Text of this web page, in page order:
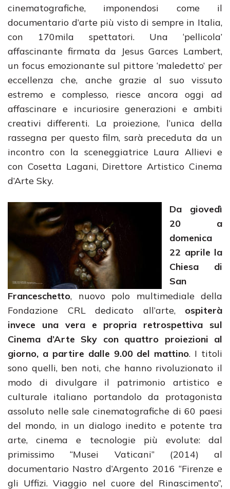
cinematografiche, imponendosi come il
documentario d’arte più visto di sempre in Italia,
con 170mila spettatori. Una ‘pellicola’
affascinante firmata da Jesus Garces Lambert,
un focus emozionante sul pittore ‘maledetto’ per
eccellenza che, anche grazie al suo vissuto
estremo e complesso, riesce ancora oggi ad
affascinare e incuriosire generazioni e ambiti
creativi differenti. La proiezione, l’unica della
rassegna per questo film, sarà preceduta da un
incontro con la sceneggiatrice Laura Allievi e
con Cosetta Lagani, Direttore Artistico Cinema
d’Arte Sky.
Da giovedì
20 a
domenica
22 aprile la
Chiesa di
San
Franceschetto, nuovo polo multimediale della
Fondazione CRL dedicato all’arte, ospiterà
invece una vera e propria retrospettiva sul
Cinema d’Arte Sky con quattro proiezioni al
giorno, a partire dalle 9.00 del mattino. I titoli
sono quelli, ben noti, che hanno rivoluzionato il
modo di divulgare il patrimonio artistico e
culturale italiano portandolo da protagonista
assoluto nelle sale cinematografiche di 60 paesi
del mondo, in un dialogo inedito e potente tra
arte, cinema e tecnologie più evolute: dal
primissimo “Musei Vaticani” (2014) al
documentario Nastro d’Argento 2016 “Firenze e
gli Uffizi. Viaggio nel cuore del Rinascimento”,